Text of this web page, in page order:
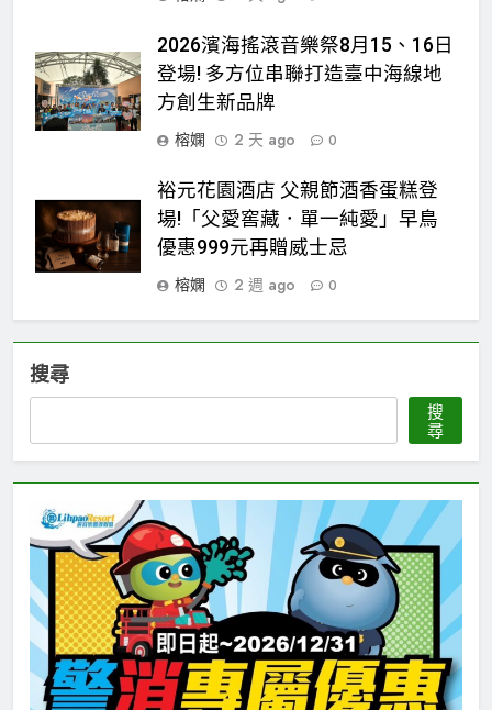
2026濱海搖滾音樂祭8月15、16日
登場! 多方位串聯打造臺中海線地
方創生新品牌
榕嫻
2 天 ago 0
裕元花園酒店 父親節酒香蛋糕登
場!「父愛窖藏．單一純愛」早鳥
優惠999元再贈威士忌
榕嫻
2 週 ago 0
搜尋
搜
尋